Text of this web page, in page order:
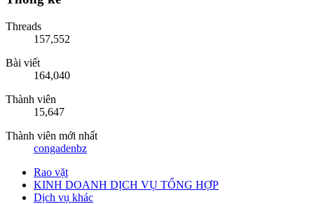
Threads
157,552
Bài viết
164,040
Thành viên
15,647
Thành viên mới nhất
congadenbz
Rao vặt
KINH DOANH DỊCH VỤ TỔNG HỢP
Dịch vụ khác